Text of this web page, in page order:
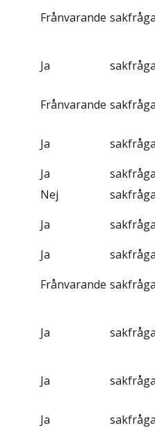
Frånvarande
Ja
Frånvarande
Ja
Ja
Nej
Ja
Ja
Frånvarande
Ja
Ja
Ja